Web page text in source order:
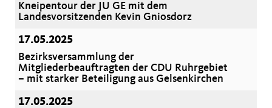
Kneipentour der JU GE mit dem
Landesvorsitzenden Kevin Gniosdorz
17.05.2025
Bezirksversammlung der
Mitgliederbeauftragten der CDU Ruhrgebiet
– mit starker Beteiligung aus Gelsenkirchen
17.05.2025